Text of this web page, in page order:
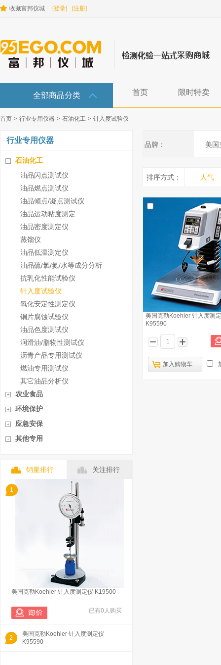
收藏富邦仪城 [登录] [注册]
全部商品分类 首页 限时特卖
首页 > 行业专用仪器 > 石油化工 > 针入度试验仪
行业专用仪器
石油化工
油品闪点测试仪
油品燃点测试仪
油品倾点/凝点测试仪
油品运动粘度测定
油品密度测定仪
蒸馏仪
油品低温测定仪
油品硫/氯/氮/水等成分分析
抗乳化性能试验仪
针入度试验仪
氧化安定性测定仪
铜片腐蚀试验仪
油品色度测试仪
润滑油/脂物性测试仪
沥青产品专用测试仪
燃油专用测试仪
其它油品分析仪
农业食品
环境保护
应急安保
其他专用
销量排行 关注排行
1
美国克勒Koehler 针入度测定仪 K19500
已有0人购买
2
美国克勒Koehler 针入度测定仪
K95590
品牌： 美国
排序方式： 人气
美国克勒Koehler 针入度测
K95590
加入购物车